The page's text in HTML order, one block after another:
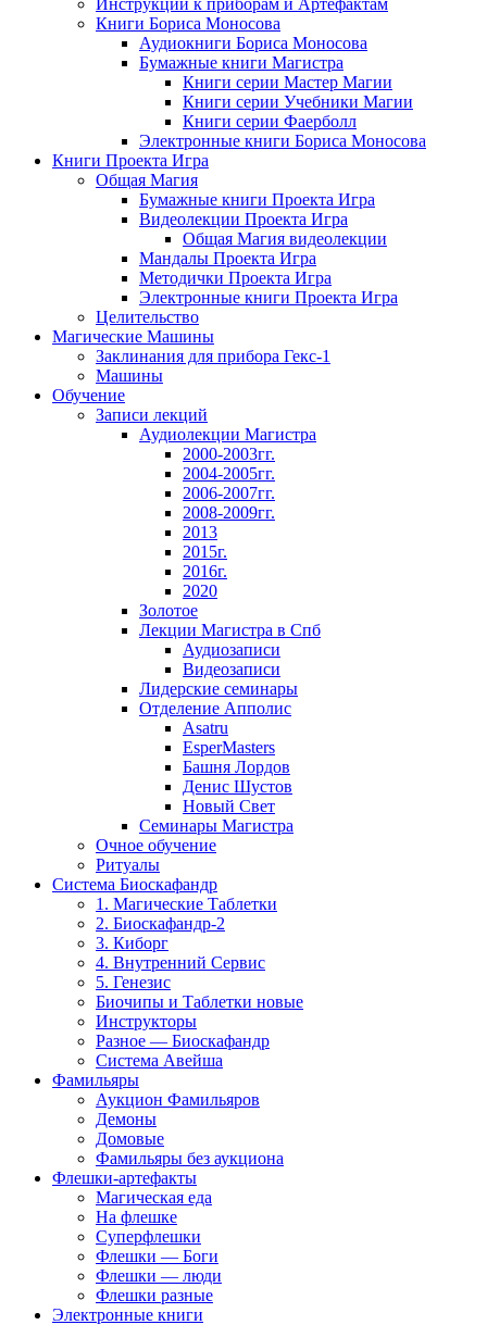
Инструкции к приборам и Артефактам
Книги Бориса Моносова
Аудиокниги Бориса Моносова
Бумажные книги Магистра
Книги серии Мастер Магии
Книги серии Учебники Магии
Книги серии Фаерболл
Электронные книги Бориса Моносова
Книги Проекта Игра
Общая Магия
Бумажные книги Проекта Игра
Видеолекции Проекта Игра
Общая Магия видеолекции
Мандалы Проекта Игра
Методички Проекта Игра
Электронные книги Проекта Игра
Целительство
Магические Машины
Заклинания для прибора Гекс-1
Машины
Обучение
Записи лекций
Аудиолекции Магистра
2000-2003гг.
2004-2005гг.
2006-2007гг.
2008-2009гг.
2013
2015г.
2016г.
2020
Золотое
Лекции Магистра в Спб
Аудиозаписи
Видеозаписи
Лидерские семинары
Отделение Апполис
Asatru
EsperMasters
Башня Лордов
Денис Шустов
Новый Свет
Семинары Магистра
Очное обучение
Ритуалы
Система Биоскафандр
1. Магические Таблетки
2. Биоскафандр-2
3. Киборг
4. Внутренний Сервис
5. Генезис
Биочипы и Таблетки новые
Инструкторы
Разное — Биоскафандр
Система Авейша
Фамильяры
Аукцион Фамильяров
Демоны
Домовые
Фамильяры без аукциона
Флешки-артефакты
Магическая еда
На флешке
Суперфлешки
Флешки — Боги
Флешки — люди
Флешки разные
Электронные книги